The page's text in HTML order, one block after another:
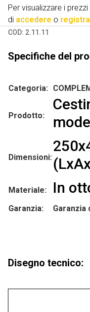
Per visualizzare i
di accedere o
COD: 2.11.11
Specifiche del
Categoria:
Prodotto:
Dimensioni:
Materiale: In
Garanzia: Garanzia
Disegno tecnico: